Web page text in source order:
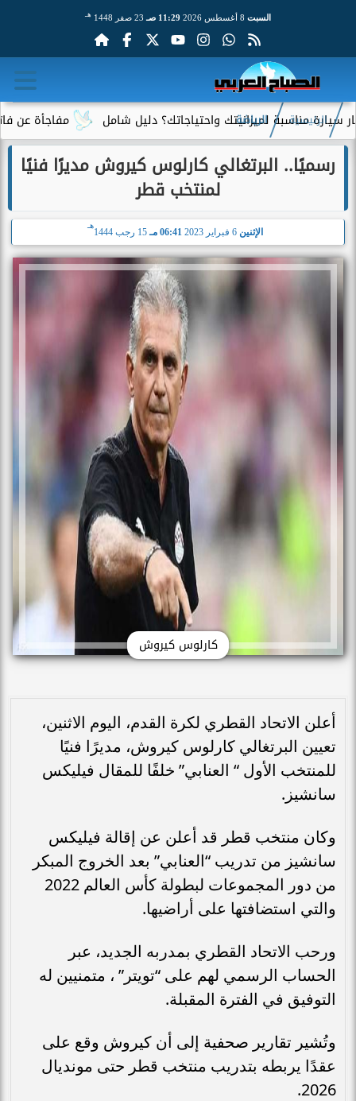
السبت 11:29 صـ 23 صفر 1448 هـ
مفاجأة عن فاتورة لميزانيتك واحتياجاتك؟ دليل شامل
الرئيسية الرياضة
رسميًا.. البرتغالي كارلوس كيروش مديرًا فنيًا
لمنتخب قطر
الإثنين 6 فبراير 2023 06:41 مـ 15 رجب 1444
هـ
كارلوس كيروش
أعلن الاتحاد القطري لكرة القدم، اليوم الاثنين،
تعيين البرتغالي كارلوس كيروش، مديرًا فنيًا
للمنتخب الأول “ العنابي” خلفًا للمقال فيليكس
سانشيز.
وكان منتخب قطر قد أعلن عن إقالة فيليكس
سانشيز من تدريب “العنابي” بعد الخروج المبكر
من دور المجموعات لبطولة كأس العالم 2022
والتي استضافتها على أراضيها.
ورحب الاتحاد القطري بمدربه الجديد، عبر
الحساب الرسمي لهم على “تويتر” ، متمنيين له
التوفيق في الفترة المقبلة.
وتُشير تقارير صحفية إلى أن كيروش وقع على
عقدًا يربطه بتدريب منتخب قطر حتى مونديال
2026.